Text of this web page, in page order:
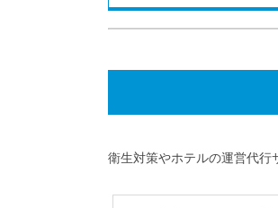
25
衛生対策やホテルの運営代行